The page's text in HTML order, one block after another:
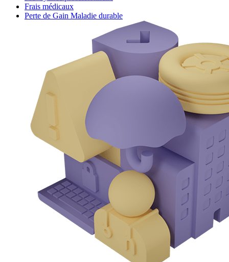
Frais médicaux
Perte de Gain Maladie durable